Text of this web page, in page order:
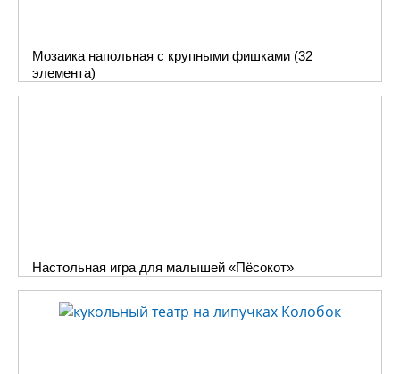
Мозаика напольная с крупными фишками (32
элемента)
Настольная игра для малышей «Пёсокот»